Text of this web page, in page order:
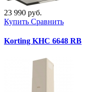
23 990 руб.
Купить Сравнить
Korting KHC 6648 RB